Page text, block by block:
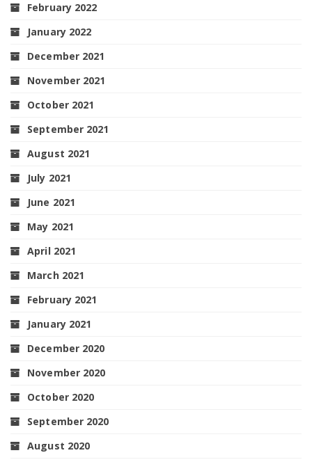
February 2022
January 2022
December 2021
November 2021
October 2021
September 2021
August 2021
July 2021
June 2021
May 2021
April 2021
March 2021
February 2021
January 2021
December 2020
November 2020
October 2020
September 2020
August 2020